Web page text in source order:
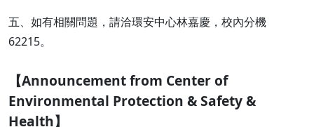
五、如有相關問題，請洽環安中心林嘉慶，校內分機
62215。
【Announcement from Center of
Environmental Protection & Safety &
Health】